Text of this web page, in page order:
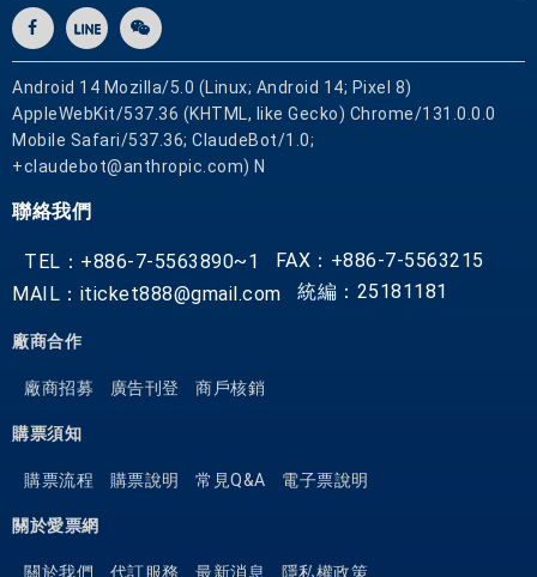
Android 14 Mozilla/5.0 (Linux; Android 14; Pixel 8)
AppleWebKit/537.36 (KHTML, like Gecko) Chrome/131.0.0.0
Mobile Safari/537.36; ClaudeBot/1.0;
+claudebot@anthropic.com) N
聯絡我們
TEL：+886-7-5563890~1
FAX：+886-7-5563215
MAIL：iticket888@gmail.com
統編：25181181
廠商合作
廠商招募 廣告刊登 商戶核銷
購票須知
購票流程 購票說明 常見Q&A 電子票說明
關於愛票網
關於我們 代訂服務 最新消息 隱私權政策